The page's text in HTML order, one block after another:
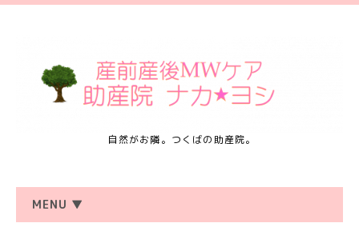
自然がお隣。つくばの助産院。
MENU ▼